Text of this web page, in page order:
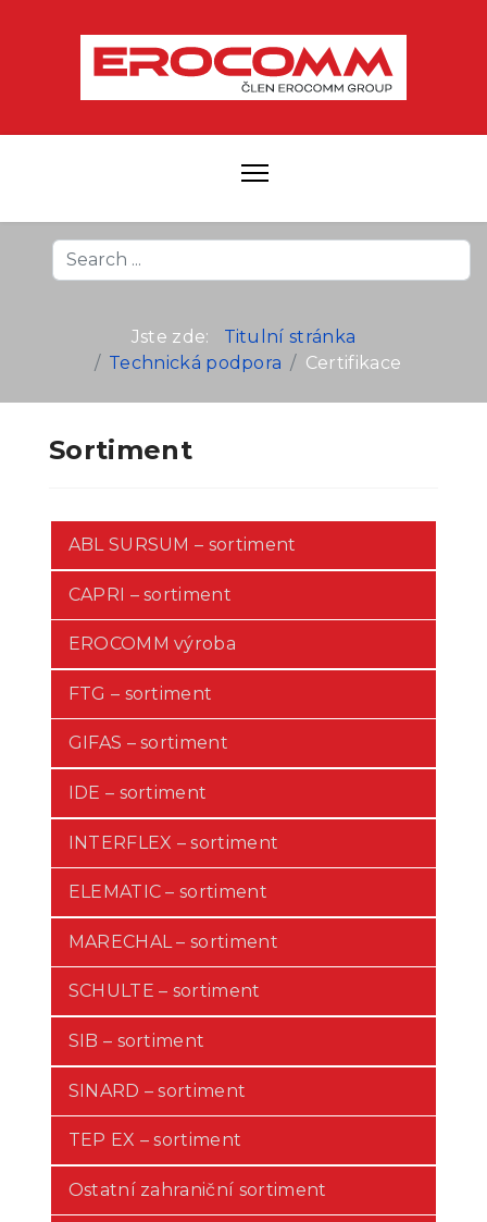
Search
...
Jste zde:
Titulní stránka
Technická podpora
Certifikace
Sortiment
ABL SURSUM – sortiment
CAPRI – sortiment
EROCOMM výroba
FTG – sortiment
GIFAS – sortiment
IDE – sortiment
INTERFLEX – sortiment
ELEMATIC – sortiment
MARECHAL – sortiment
SCHULTE – sortiment
SIB – sortiment
SINARD – sortiment
TEP EX – sortiment
Ostatní zahraniční sortiment